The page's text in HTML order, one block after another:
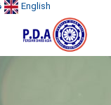
English